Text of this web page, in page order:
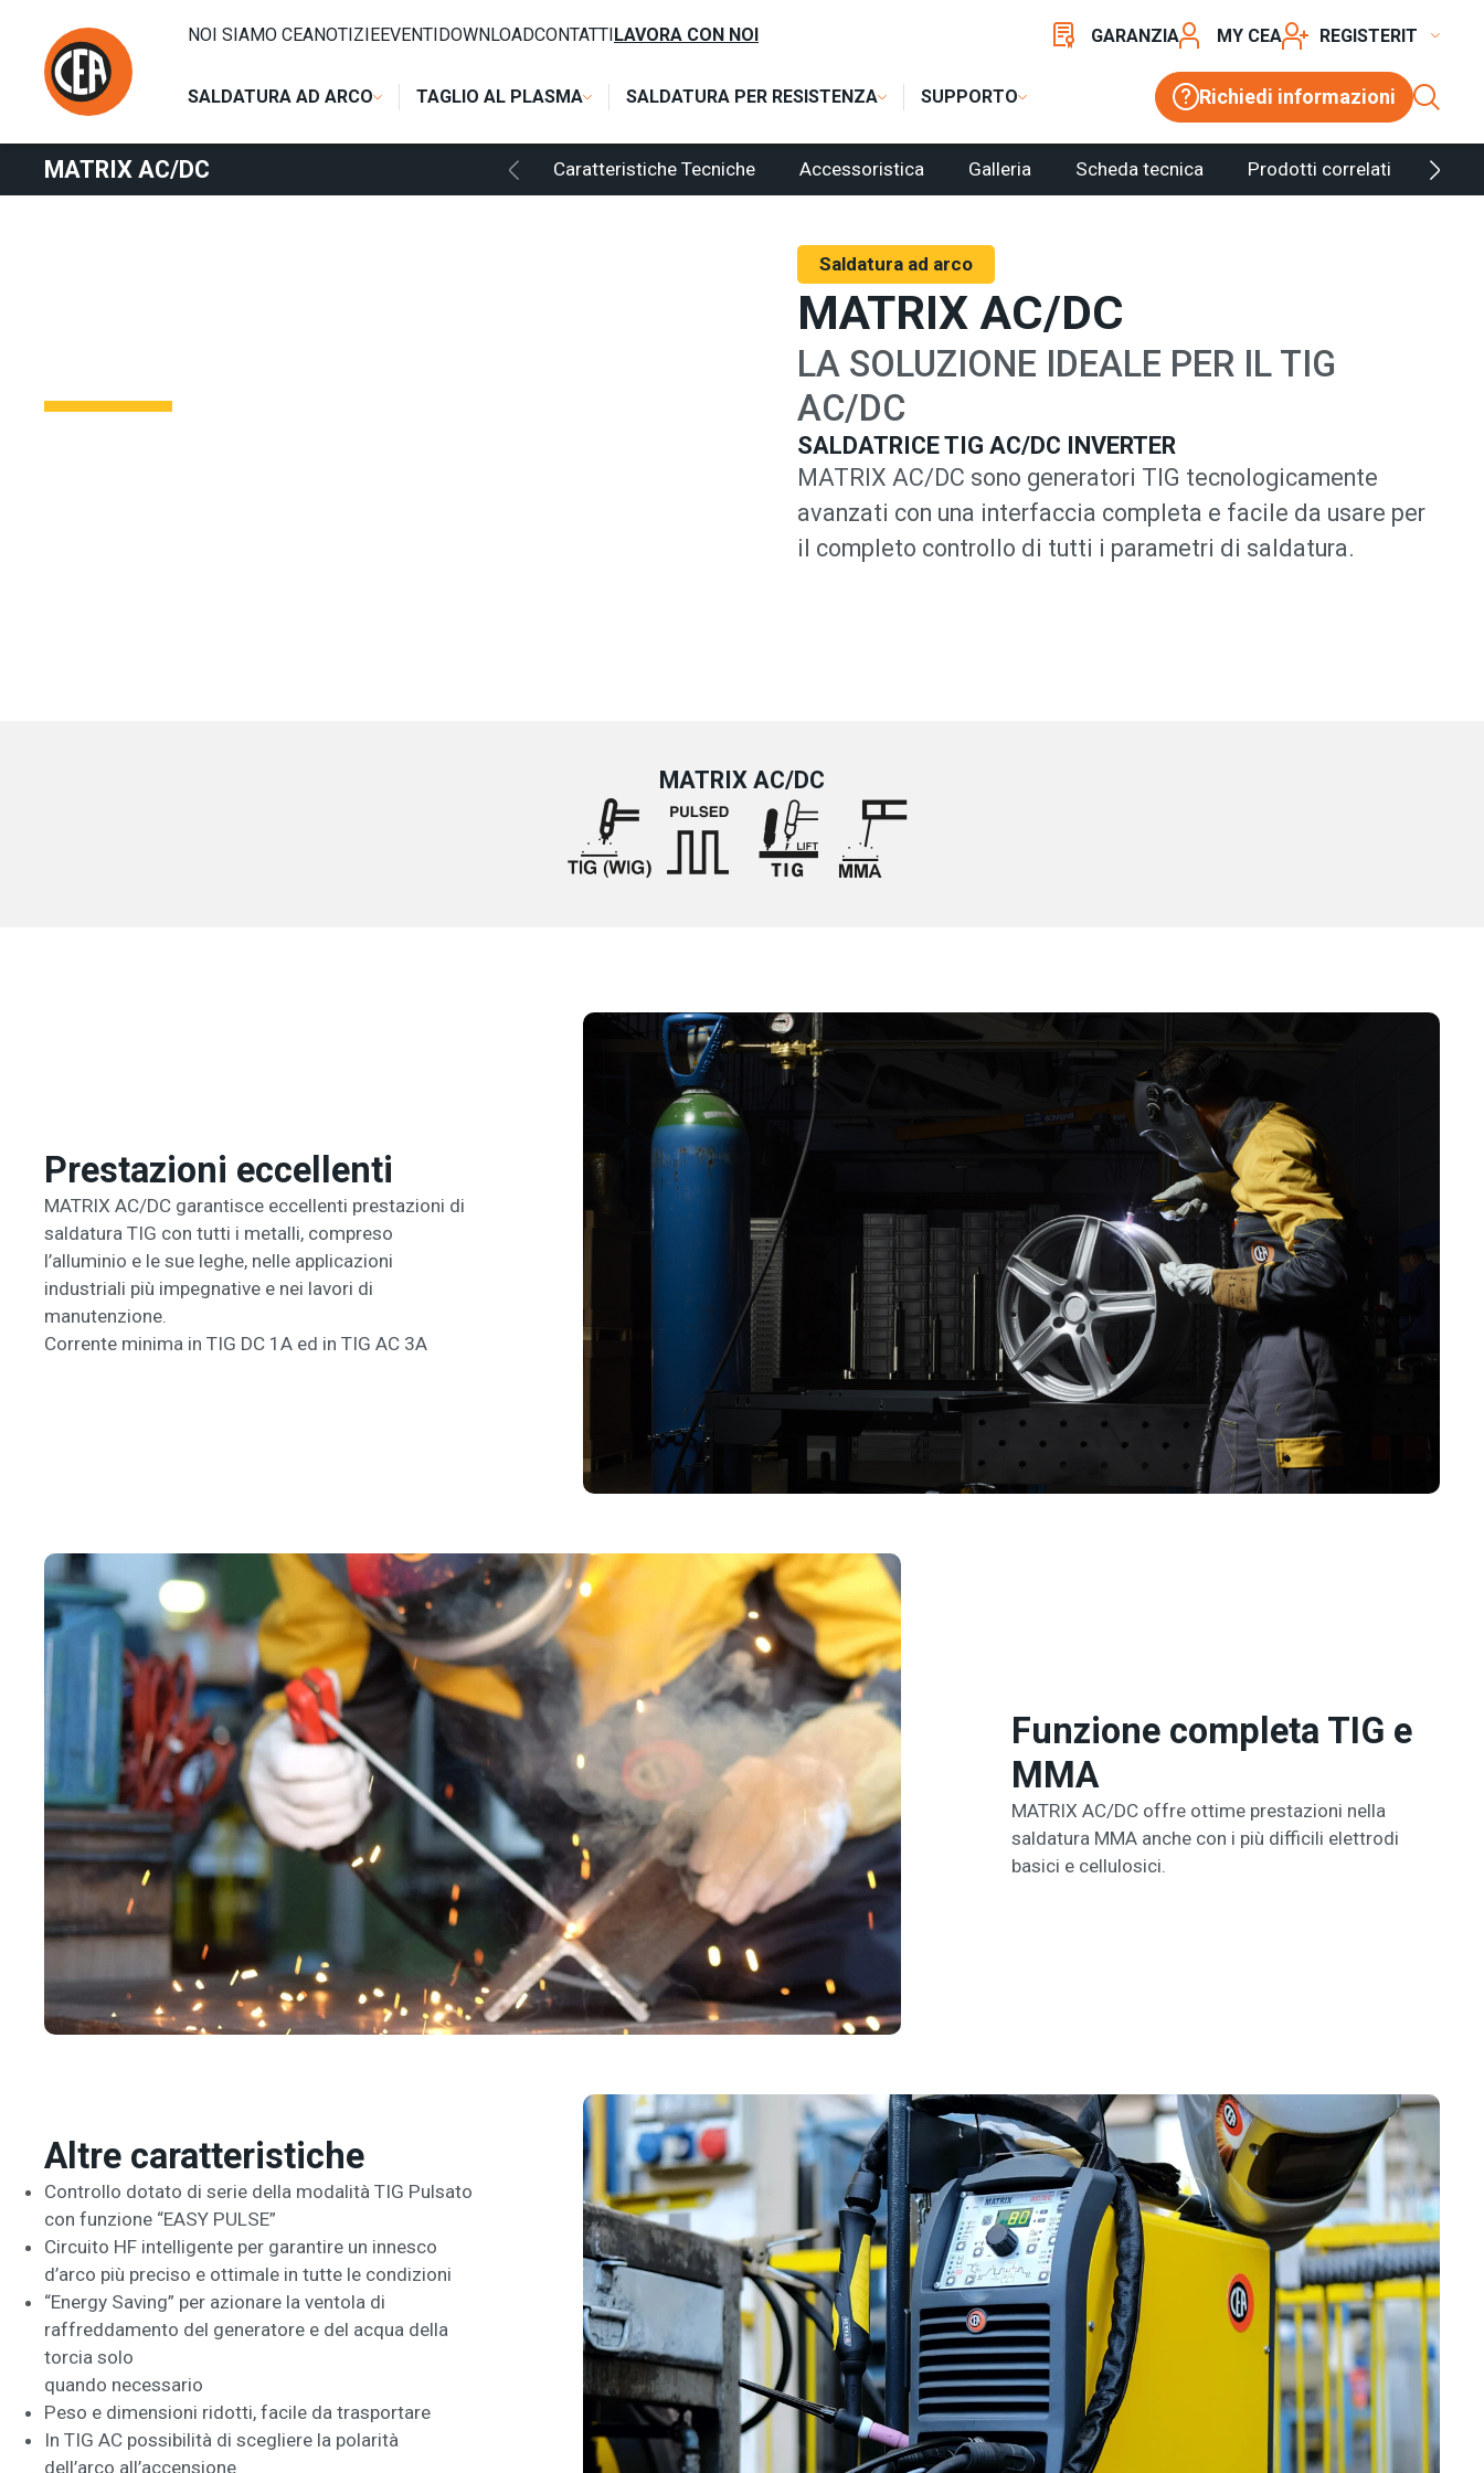
SALDATURA AD ARCO TAGLIO AL PLASMA SALDATURA PER RESISTENZA SUPPORTO Richiedi informazioni
NOI SIAMO CEANOTIZIEEVENTIDOWNLOADCONTATTILAVORA CON NOI GARANZIA MY CEA REGISTER
MATRIX AC/DC Caratteristiche Tecniche Accessoristica Galleria Scheda tecnica Prodotti correlati
Saldatura ad arco
MATRIX AC/DC
LA SOLUZIONE IDEALE PER IL TIG
AC/DC
SALDATRICE TIG AC/DC INVERTER
MATRIX AC/DC sono generatori TIG tecnologicamente
avanzati con una interfaccia completa e facile da usare per
il completo controllo di tutti i parametri di saldatura.
MATRIX AC/DC
Prestazioni eccellenti
MATRIX AC/DC garantisce eccellenti prestazioni di
saldatura TIG con tutti i metalli, compreso
l’alluminio e le sue leghe, nelle applicazioni
industriali più impegnative e nei lavori di
manutenzione.
Corrente minima in TIG DC 1A ed in TIG AC 3A
Funzione completa TIG e
MMA
MATRIX AC/DC offre ottime prestazioni nella
saldatura MMA anche con i più difficili elettrodi
basici e cellulosici.
Altre caratteristiche
Controllo dotato di serie della modalità TIG Pulsato
con funzione “EASY PULSE”
Circuito HF intelligente per garantire un innesco
d’arco più preciso e ottimale in tutte le condizioni
“Energy Saving” per azionare la ventola di
raffreddamento del generatore e del acqua della
torcia solo
quando necessario
Peso e dimensioni ridotti, facile da trasportare
In TIG AC possibilità di scegliere la polarità
dell’arco all’accensione